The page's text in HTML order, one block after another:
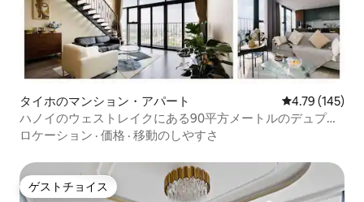
タイホのマンション・アパート レビュー145
4.79 (145)
ハノイのウェストレイクにある90平方メートルのデュプレ
ックス
ロケーション · 価格 · 移動のしやすさ
ゲストチョイス
ゲストチョイス